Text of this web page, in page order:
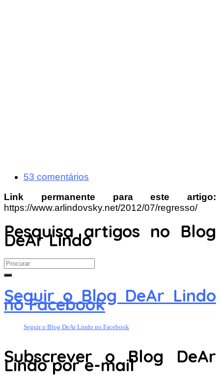
53 comentários
Link permanente para este artigo:
https://www.arlindovsky.net/2012/07/regresso/
Pesquisa artigos no Blog
DeAr Lindo
Search
for:
Seguir o Blog DeAr Lindo
no Facebook
Seguir o Blog DeAr Lindo no Facebook
Subscrever o Blog DeAr
Lindo por e-mail